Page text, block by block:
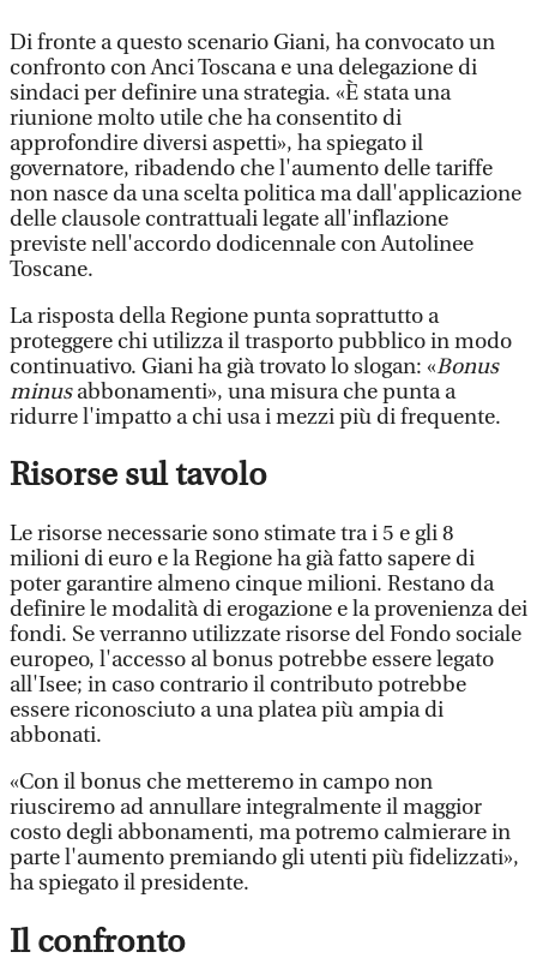
Di fronte a questo scenario Giani, ha convocato un
confronto con Anci Toscana e una delegazione di
sindaci per definire una strategia. «È stata una
riunione molto utile che ha consentito di
approfondire diversi aspetti», ha spiegato il
governatore, ribadendo che l'aumento delle tariffe
non nasce da una scelta politica ma dall'applicazione
delle clausole contrattuali legate all'inflazione
previste nell'accordo dodicennale con Autolinee
Toscane.
La risposta della Regione punta soprattutto a
proteggere chi utilizza il trasporto pubblico in modo
continuativo. Giani ha già trovato lo slogan: «Bonus
minusabbonamenti», una misura che punta a
ridurre l'impatto a chi usa i mezzi più di frequente.
Risorse sul tavolo
Le risorse necessarie sono stimate tra i 5 e gli 8
milioni di euro e la Regione ha già fatto sapere di
poter garantire almeno cinque milioni. Restano da
definire le modalità di erogazione e la provenienza dei
fondi. Se verranno utilizzate risorse del Fondo sociale
europeo, l'accesso al bonus potrebbe essere legato
all'Isee; in caso contrario il contributo potrebbe
essere riconosciuto a una platea più ampia di
abbonati.
«Con il bonus che metteremo in campo non
riusciremo ad annullare integralmente il maggior
costo degli abbonamenti, ma potremo calmierare in
parte l'aumento premiando gli utenti più fidelizzati»,
ha spiegato il presidente.
Il confronto